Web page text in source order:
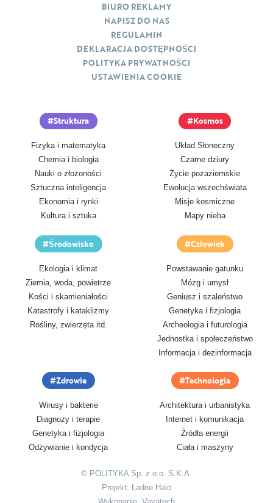
Struktura
Fizyka i matematyka
Chemia i biologia
Nauki o złożoności
Sztuczna inteligencja
Ekonomia i rynki
Kultura i sztuka
Kosmos
Układ Słoneczny
Czarne dziury
Życie pozaziemskie
Ewolucja wszechświata
Misje kosmiczne
Mapy nieba
Środowisko
Ekologia i klimat
Ziemia, woda, powietrze
Kości i skamieniałości
Katastrofy i kataklizmy
Rośliny, zwierzęta itd.
Człowiek
Powstawanie gatunku
Mózg i umysł
Geniusz i szaleństwo
Genetyka i fizjologia
Archeologia i futurologia
Jednostka i społeczeństwo
Informacja i dezinformacja
Zdrowie
Wirusy i bakterie
Diagnozy i terapie
Genetyka i fizjologia
Odżywianie i kondycja
Technologia
Architektura i urbanistyka
Internet i komunikacja
Źródła energii
Ciała i maszyny
© POLITYKA Sp. z o.o. S.K.A.
Projekt: Ładne Halo
BIURO REKLAMY
NAPISZ DO NAS
REGULAMIN
DEKLARACJA DOSTĘPNOŚCI
POLITYKA PRYWATNOŚCI
USTAWIENIA COOKIE